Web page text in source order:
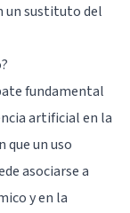
un sustituto del
fundamental
artificial en la
que un uso
asociarse a
y en la